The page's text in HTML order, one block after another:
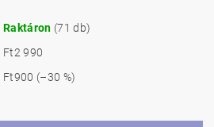
Raktáron (71 db)
Ft2 990
Ft900 (–30 %)